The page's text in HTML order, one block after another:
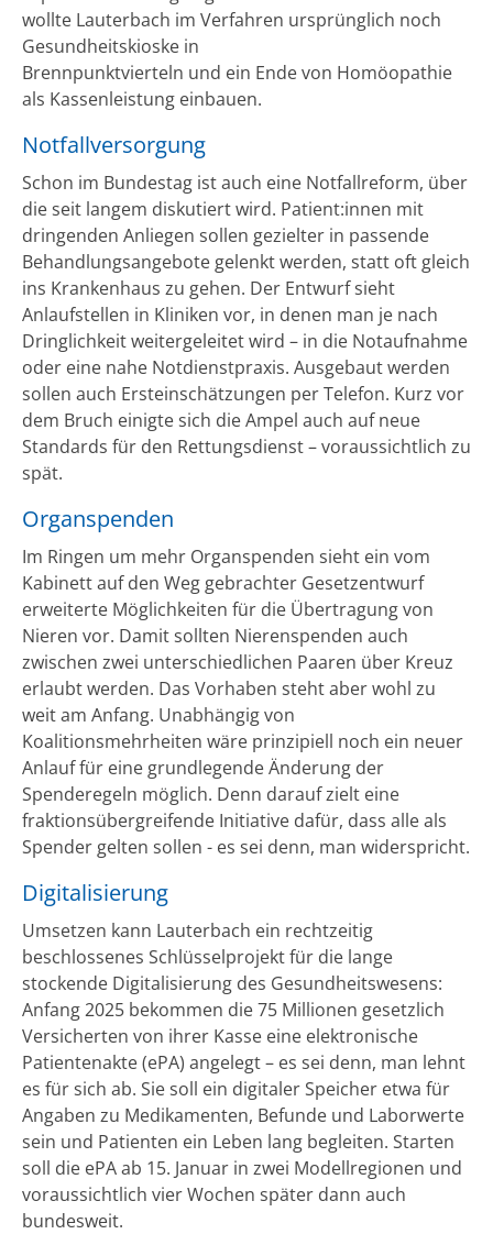
wollte Lauterbach im Verfahren ursprünglich noch
Gesundheitskioske in
Brennpunktvierteln und ein Ende von Homöopathie
als Kassenleistung einbauen.
Notfallversorgung
Schon im Bundestag ist auch eine Notfallreform, über
die seit langem diskutiert wird. Patient:innen mit
dringenden Anliegen sollen gezielter in passende
Behandlungsangebote gelenkt werden, statt oft gleich
ins Krankenhaus zu gehen. Der Entwurf sieht
Anlaufstellen in Kliniken vor, in denen man je nach
Dringlichkeit weitergeleitet wird – in die Notaufnahme
oder eine nahe Notdienstpraxis. Ausgebaut werden
sollen auch Ersteinschätzungen per Telefon. Kurz vor
dem Bruch einigte sich die Ampel auch auf neue
Standards für den Rettungsdienst – voraussichtlich zu
spät.
Organspenden
Im Ringen um mehr Organspenden sieht ein vom
Kabinett auf den Weg gebrachter Gesetzentwurf
erweiterte Möglichkeiten für die Übertragung von
Nieren vor. Damit sollten Nierenspenden auch
zwischen zwei unterschiedlichen Paaren über Kreuz
erlaubt werden. Das Vorhaben steht aber wohl zu
weit am Anfang. Unabhängig von
Koalitionsmehrheiten wäre prinzipiell noch ein neuer
Anlauf für eine grundlegende Änderung der
Spenderegeln möglich. Denn darauf zielt eine
fraktionsübergreifende Initiative dafür, dass alle als
Spender gelten sollen - es sei denn, man widerspricht.
Digitalisierung
Umsetzen kann Lauterbach ein rechtzeitig
beschlossenes Schlüsselprojekt für die lange
stockende Digitalisierung des Gesundheitswesens:
Anfang 2025 bekommen die 75 Millionen gesetzlich
Versicherten von ihrer Kasse eine elektronische
Patientenakte (ePA) angelegt – es sei denn, man lehnt
es für sich ab. Sie soll ein digitaler Speicher etwa für
Angaben zu Medikamenten, Befunde und Laborwerte
sein und Patienten ein Leben lang begleiten. Starten
soll die ePA ab 15. Januar in zwei Modellregionen und
voraussichtlich vier Wochen später dann auch
bundesweit.